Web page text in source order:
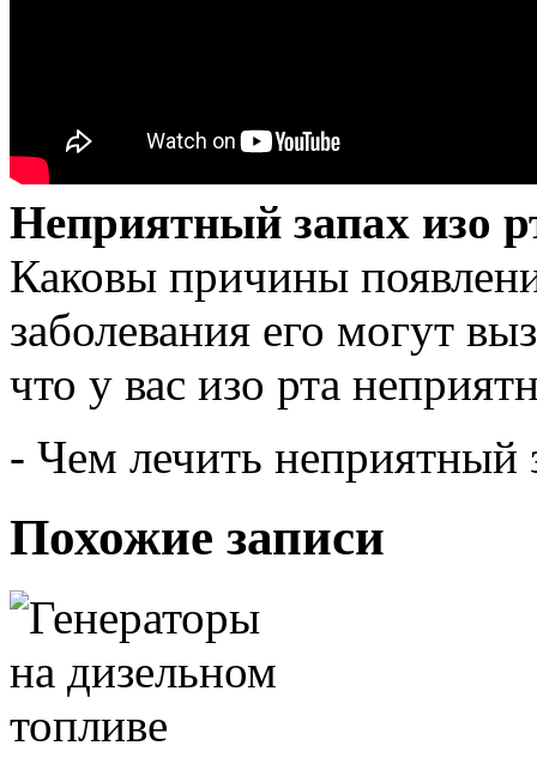
Неприятный запах изо
Каковы причины
заболевания его могут
что у вас изо рта
- Чем лечить неприятный
Похожие записи